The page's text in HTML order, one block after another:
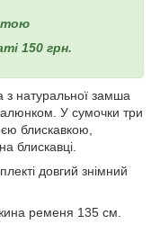
150 грн.
з натуральної замша
У сумочки три
блискавкою,
блискавці.
довгий знімний
ременя 135 см.